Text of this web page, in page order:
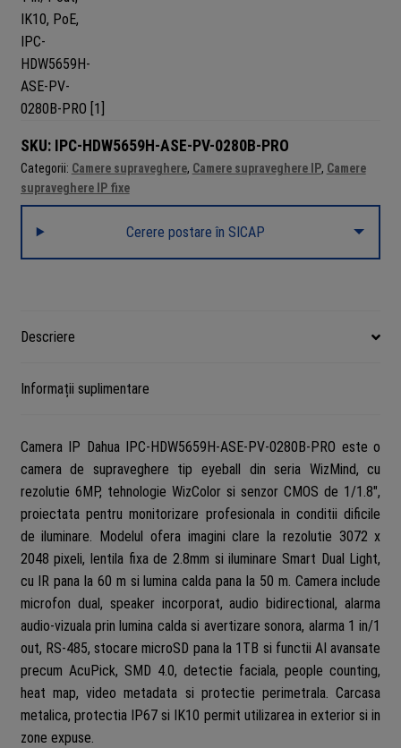
SKU: IPC-HDW5659H-ASE-PV-0280B-PRO
Categorii: Camere supraveghere, Camere supraveghere IP, Camere
supraveghere IP fixe
Cerere postare în SICAP
Descriere
Informații suplimentare
Camera IP Dahua IPC-HDW5659H-ASE-PV-0280B-PRO este o
camera de supraveghere tip eyeball din seria WizMind, cu
rezolutie 6MP, tehnologie WizColor si senzor CMOS de 1/1.8″,
proiectata pentru monitorizare profesionala in conditii dificile
de iluminare. Modelul ofera imagini clare la rezolutie 3072 x
2048 pixeli, lentila fixa de 2.8mm si iluminare Smart Dual Light,
cu IR pana la 60 m si lumina calda pana la 50 m. Camera include
microfon dual, speaker incorporat, audio bidirectional, alarma
audio-vizuala prin lumina calda si avertizare sonora, alarma 1 in/1
out, RS-485, stocare microSD pana la 1TB si functii AI avansate
precum AcuPick, SMD 4.0, detectie faciala, people counting,
heat map, video metadata si protectie perimetrala. Carcasa
metalica, protectia IP67 si IK10 permit utilizarea in exterior si in
zone expuse.